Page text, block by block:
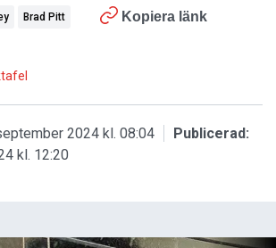
Kopiera länk
Brad Pitt
2024 kl. 08:04
Publicerad:
kl. 12:20